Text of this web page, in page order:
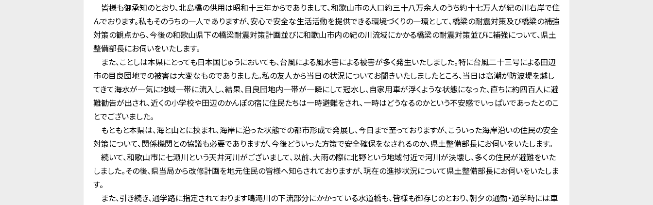
皆様も御承知のとおり、北島橋の供用は昭和十三年からでありまして、和歌山市の人口約三十八万余人のうち約十七万人が紀の川右岸で住
んでおります。私もそのうちの一人でありますが、安心で安全な生活活動を提供できる環境づくりの一環として、橋梁の耐震対策及び橋梁の補強
対策の観点から、今後の和歌山県下の橋梁耐震対策計画並びに和歌山市内の紀の川流域にかかる橋梁の耐震対策並びに補強について、県土
整備部長にお伺いをいたします。
また、ことしは本県にとっても日本国じゅうにおいても、台風による風水害による被害が多く発生いたしました。特に台風二十三号による田辺
市の目良団地での被害は大変なものでありました。私の友人から当日の状況についてお聞きいたしましたところ、当日は高潮が防波堤を越し
てきて海水が一気に地域一帯に流入し、結果、目良団地内一帯が一瞬にして冠水し、自家用車が浮くような状態になった、直ちに約四百人に避
難勧告が出され、近くの小学校や田辺のかんぽの宿に住民たちは一時避難をされ、一時はどうなるのかという不安感でいっぱいであったとのこ
とでございました。
もともと本県は、海と山とに挟まれ、海岸に沿った状態での都市形成で発展し、今日まで至っておりますが、こういった海岸沿いの住民の安全
対策について、関係機関との協議も必要でありますが、今後どういった方策で安全確保をなされるのか、県土整備部長にお伺いをいたします。
続いて、和歌山市に七瀬川という天井河川がございまして、以前、大雨の際に北野という地域付近で河川が決壊し、多くの住民が避難をいた
しました。その後、県当局から改修計画を地元住民の皆様へ知らされておりますが、現在の進捗状況について県土整備部長にお伺いをいたしま
す。
また、引き続き、通学路に指定されております鳴滝川の下流部分にかかっている水道橋も、皆様も御存じのとおり、朝夕の通勤・通学時には車